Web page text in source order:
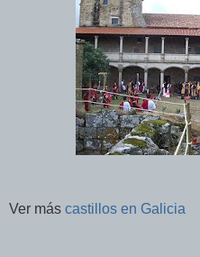
Ver más castillos en Galicia